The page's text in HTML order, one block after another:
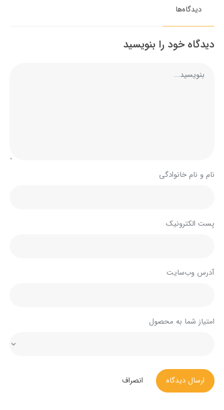
دیدگاه‌ها
دیدگاه خود را بنویسید
نام و نام خانوادگی
پست الکترونیک
آدرس وب‌سایت
امتیاز شما به محصول
ارسال دیدگاه انصراف